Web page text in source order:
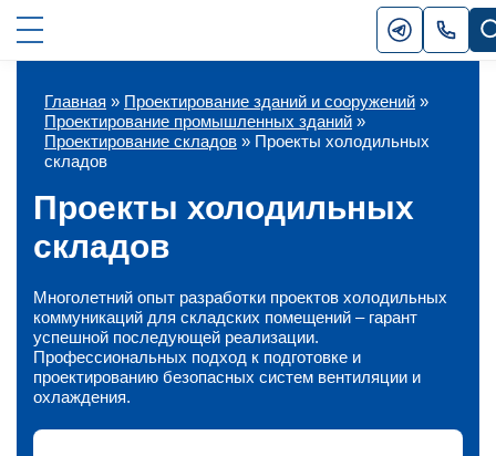
Главная » Проектирование зданий и сооружений »
Проектирование промышленных зданий »
Проектирование складов » Проекты холодильных
складов
Проекты холодильных
складов
Многолетний опыт разработки проектов холодильных
коммуникаций для складских помещений – гарант
успешной последующей реализации.
Профессиональных подход к подготовке и
проектированию безопасных систем вентиляции и
охлаждения.